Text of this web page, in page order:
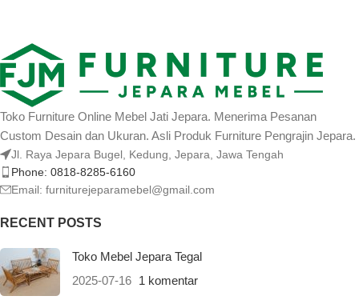
Toko Furniture Online Mebel Jati Jepara. Menerima Pesanan
Custom Desain dan Ukuran. Asli Produk Furniture Pengrajin Jepara.
Jl. Raya Jepara Bugel, Kedung, Jepara, Jawa Tengah
Phone: 0818-8285-6160
Email: furniturejeparamebel@gmail.com
RECENT POSTS
Toko Mebel Jepara Tegal
2025-07-16 1 komentar